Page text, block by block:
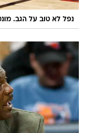
נפל לא טוב על הגב.